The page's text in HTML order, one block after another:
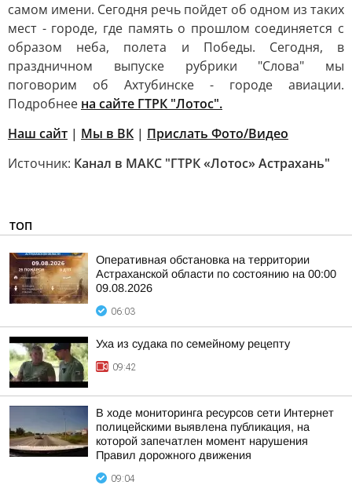
самом имени. Сегодня речь пойдет об одном из таких
мест - городе, где память о прошлом соединяется с
образом неба, полета и Победы. Сегодня, в
праздничном выпуске рубрики "Слова" мы
поговорим об Ахтубинске - городе авиации.
Подробнее на сайте ГТРК "Лотос".
Наш сайт | Мы в ВК | Прислать Фото/Видео
Источник: Канал в МАКС "ГТРК «Лотос» Астрахань"
ТОП
Оперативная обстановка на территории
Астраханской области по состоянию на 00:00
09.08.2026
06:03
Уха из судака по семейному рецепту
09:42
В ходе мониторинга ресурсов сети Интернет
полицейскими выявлена публикация, на
которой запечатлен момент нарушения
Правил дорожного движения
09:04